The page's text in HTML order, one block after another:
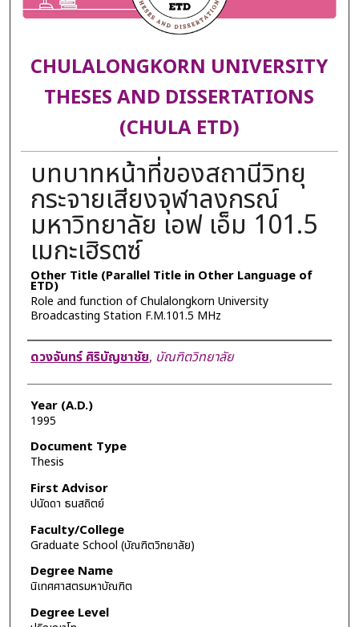
CHULALONGKORN UNIVERSITY
THESES AND DISSERTATIONS
(CHULA ETD)
บทบาทหน้าที่ของสถานีวิทยุ
กระจายเสียงจุฬาลงกรณ์
มหาวิทยาลัย เอฟ เอ็ม 101.5
เมกะเฮิรตซ์
Other Title (Parallel Title in Other Language of
ETD)
Role and function of Chulalongkorn University
Broadcasting Station F.M.101.5 MHz
Author
ดวงจันทร์ ศิริบัญชาชัย, บัณฑิตวิทยาลัย
Year (A.D.)
1995
Document Type
Thesis
First Advisor
ปนัดดา ธนสถิตย์
Faculty/College
Graduate School (บัณฑิตวิทยาลัย)
Degree Name
นิเทศศาสตรมหาบัณฑิต
Degree Level